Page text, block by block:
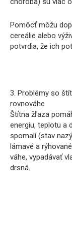
Pomôcť môžu
cereálie alebo
potvrdia, že ich
3. Problémy so
rovnováhe
Štítna žľaza
energiu, teplotu a
spomalí (stav
lámavé a
váhe, vypadávať
drsná.